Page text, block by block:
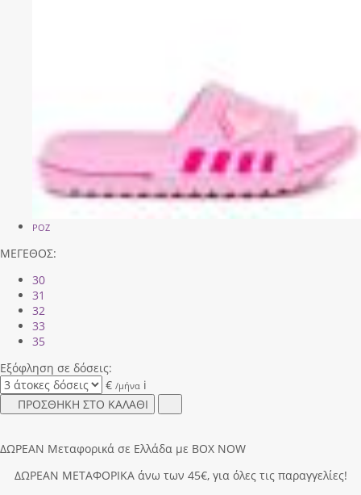
ΡΟΖ
ΜΕΓΕΘΟΣ:
30
31
32
33
35
Εξόφληση σε δόσεις:
€ /μήνα i
ΠΡΟΣΘΗΚΗ ΣΤΟ ΚΑΛΑΘΙ
ΔΩΡΕΑΝ Μεταφορικά σε Ελλάδα με BOX NOW
ΔΩΡΕΑΝ ΜΕΤΑΦΟΡΙΚΑ άνω των 45€, για όλες τις παραγγελίες!